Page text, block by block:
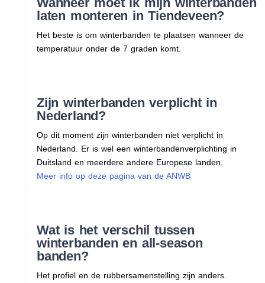
laten monteren in Tiendeveen?
Het beste is om winterbanden te plaatsen wanneer de
temperatuur onder de 7 graden komt.
Zijn winterbanden verplicht in
Nederland?
Op dit moment zijn winterbanden niet verplicht in
Nederland. Er is wel een winterbandenverplichting in
Duitsland en meerdere andere Europese landen.
Meer info op deze pagina van de ANWB
Wat is het verschil tussen
winterbanden en all-season
banden?
Het profiel en de rubbersamenstelling zijn anders.